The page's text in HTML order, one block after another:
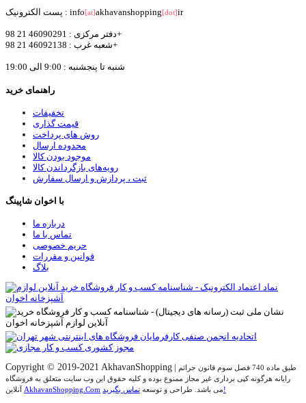
پست الکترونیک : info[at]akhavanshopping[dot]ir
دفتر مرکزی : 46090291 21 98+
شعبه غرب : 46092138 21 98+
شنبه تا پنجشنبه : 9:00 الی 19:00
راهنمای خرید
تخفیفات
قیمت گذاری
روش های پرداخت
محدوده ارسال
موجود بودن کالا
رویه‌های بازگرداندن کالا
ثبت ، پردازش و ارسال سفارش
با اخوان شاپینگ
درباره ما
تماس با ما
حریم خصوصی
قوانین و مقررات
بلاگ
Copyright © 2019-2021 AkhavanShopping | طبق ماده 740 فصل سوم قانون جرائم
رایانه هرگونه کپی برداری غیر مجاز ممنوع بوده و کلیه حقوق اين وب سايت متعلق به فروشگاه
AkhavanShopping.Com می باشد. طراحی و توسعهتماس بگیرید!